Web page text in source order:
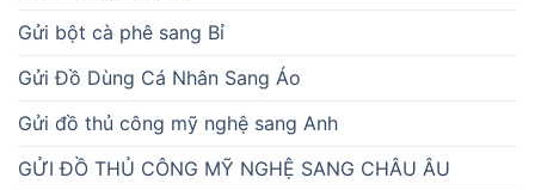
Gửi bột cà phê sang Bỉ
Gửi Đồ Dùng Cá Nhân Sang Áo
Gửi đồ thủ công mỹ nghệ sang Anh
GỬI ĐỒ THỦ CÔNG MỸ NGHỆ SANG CHÂU ÂU